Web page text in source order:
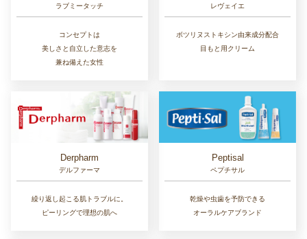
ラブミータッチ
コンセプトは
美しさと自立した意志を
兼ね備えた女性
レヴェイエ
ボツリヌストキシン由来成分配合
目もと用クリーム
Derpharm
デルファーマ
繰り返し起こる肌トラブルに。
ピーリングで理想の肌へ
Peptisal
ペプチサル
乾燥や虫歯を予防できる
オーラルケアブランド